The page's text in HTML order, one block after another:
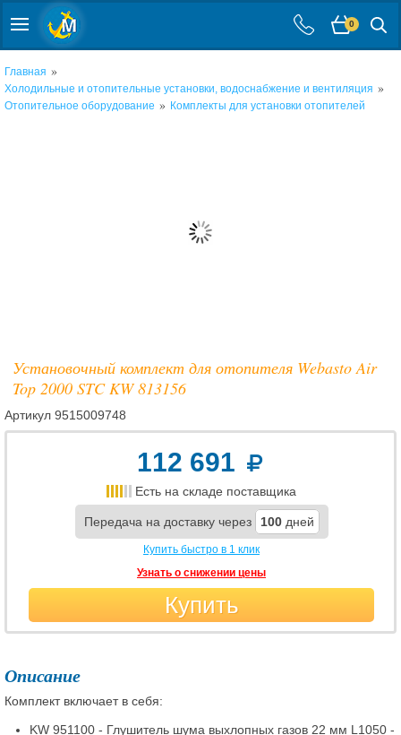
0
Главная »
Холодильные и отопительные установки, водоснабжение и вентиляция »
Отопительное оборудование » Комплекты для установки отопителей
Установочный комплект для отопителя Webasto Air
Top 2000 STC KW 813156
Артикул 9515009748
112 691
Есть на складе поставщика
Передача на доставку через 100 дней
Купить быстро в 1 клик
Узнать о снижении цены
Купить
Описание
Комплект включает в себя:
KW 951100 - Глушитель шума выхлопных газов 22 мм L1050 -